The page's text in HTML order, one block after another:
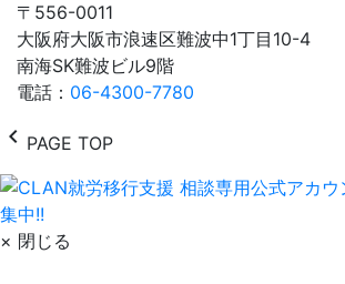
〒556-0011
大阪府大阪市浪速区難波中1丁目10-4
南海SK難波ビル9階
電話： 06-4300-7780
chevron_left PAGE TOP
× 閉じる